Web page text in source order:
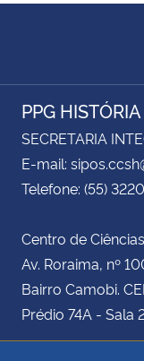
PPG HISTÓRIA
SECRETARIA
E-mail:
Telefone: (55)
Centro de
Av. Roraima, nº
Bairro Camobi.
Prédio 74A - Sala